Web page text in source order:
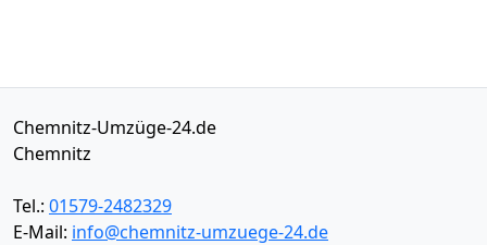
Chemnitz-Umzüge-24.de
Chemnitz
Tel.: 01579-2482329
E-Mail: info@chemnitz-umzuege-24.de